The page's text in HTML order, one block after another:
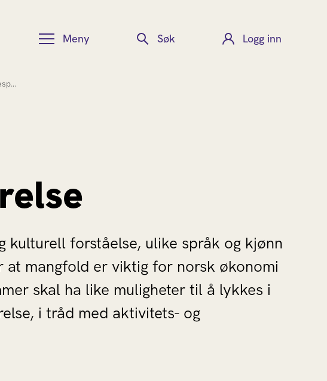
Meny Søk Logg inn
kulturell forståelse, ulike språk og kjønn
at mangfold er viktig for norsk økonomi
skal ha like muligheter til å lykkes i
i tråd med aktivitets- og